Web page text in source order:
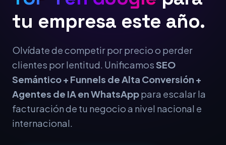
tu empresa este año.
Olvídate de competir por precio o perder
clientes por lentitud. UnificamosSEO
Semántico + Funnels de Alta Conversión +
Agentes de IA en WhatsApppara escalar la
facturación de tu negocio a nivel nacional e
internacional.